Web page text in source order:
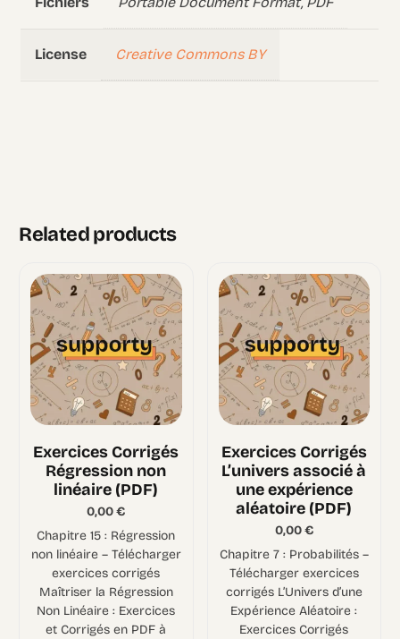
License Creative Commons BY
Related products
Exercices Corrigés
Régression non
linéaire (PDF)
0,00€
Chapitre 15 : Régression
non linéaire – Télécharger
exercices corrigés
Maîtriser la Régression
Non Linéaire : Exercices
et Corrigés en PDF à
Exercices Corrigés
L’univers associé à
une expérience
aléatoire (PDF)
0,00€
Chapitre 7 : Probabilités –
Télécharger exercices
corrigés L’Univers d’une
Expérience Aléatoire :
Exercices Corrigés